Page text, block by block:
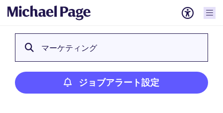
マーケティング
ジョブアラート設定